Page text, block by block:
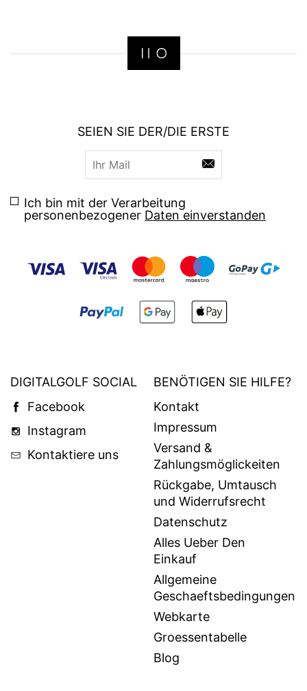
SEIEN SIE DER/DIE ERSTE
Ich bin mit der Verarbeitung
personenbezogener Daten einverstanden
DIGITALGOLF SOCIAL
Facebook
Instagram
Kontaktiere uns
BENÖTIGEN SIE HILFE?
Kontakt
Impressum
Versand &
Zahlungsmöglickeiten
Rückgabe, Umtausch
und Widerrufsrecht
Datenschutz
Alles Ueber Den
Einkauf
Allgemeine
Geschaeftsbedingungen
Webkarte
Groessentabelle
Blog